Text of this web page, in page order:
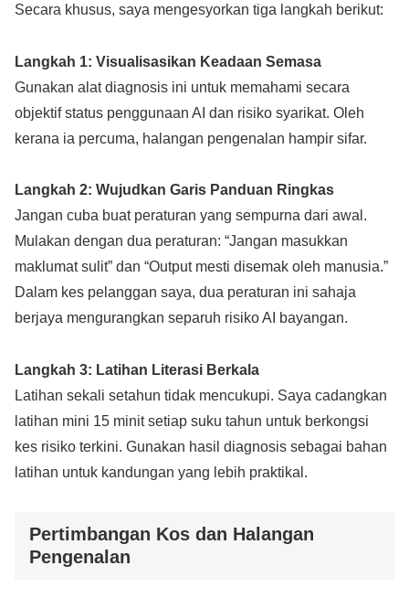
Secara khusus, saya mengesyorkan tiga langkah berikut:
Langkah 1: Visualisasikan Keadaan Semasa
Gunakan alat diagnosis ini untuk memahami secara
objektif status penggunaan AI dan risiko syarikat. Oleh
kerana ia percuma, halangan pengenalan hampir sifar.
Langkah 2: Wujudkan Garis Panduan Ringkas
Jangan cuba buat peraturan yang sempurna dari awal.
Mulakan dengan dua peraturan: “Jangan masukkan
maklumat sulit” dan “Output mesti disemak oleh manusia.”
Dalam kes pelanggan saya, dua peraturan ini sahaja
berjaya mengurangkan separuh risiko AI bayangan.
Langkah 3: Latihan Literasi Berkala
Latihan sekali setahun tidak mencukupi. Saya cadangkan
latihan mini 15 minit setiap suku tahun untuk berkongsi
kes risiko terkini. Gunakan hasil diagnosis sebagai bahan
latihan untuk kandungan yang lebih praktikal.
Pertimbangan Kos dan Halangan
Pengenalan